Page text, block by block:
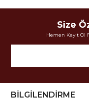
Size
Hemen Kayıt Ol
BİLGİLENDİRME